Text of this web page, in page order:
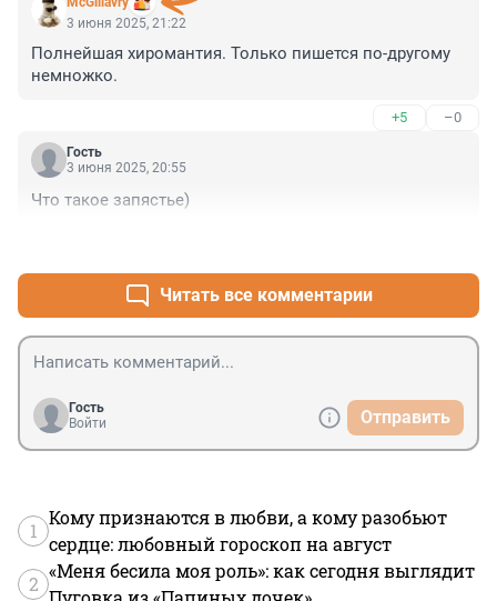
3 июня 2025, 21:22
Полнейшая хиромантия. Только пишется по-другому
немножко.
+5 –0
Гость
3 июня 2025, 20:55
Что такое запястье)
Читать все комментарии
Гость
Войти
Отправить
1
Кому признаются в любви, а кому разобьют
сердце: любовный гороскоп на август
2
«Меня бесила моя роль»: как сегодня выглядит